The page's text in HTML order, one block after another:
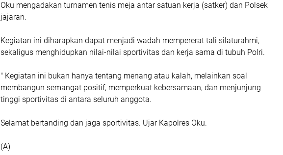
Oku mengadakan turnamen tenis meja antar satuan kerja (satker) dan Polsek
jajaran.
Kegiatan ini diharapkan dapat menjadi wadah mempererat tali silaturahmi,
sekaligus menghidupkan nilai-nilai sportivitas dan kerja sama di tubuh Polri.
" Kegiatan ini bukan hanya tentang menang atau kalah, melainkan soal
membangun semangat positif, memperkuat kebersamaan, dan menjunjung
tinggi sportivitas di antara seluruh anggota.
Selamat bertanding dan jaga sportivitas. Ujar Kapolres Oku.
(A)